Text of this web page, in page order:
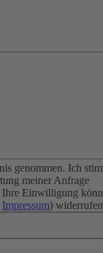
genommen. Ich
meiner Anfrage
Ihre Einwilligung
Impressum)